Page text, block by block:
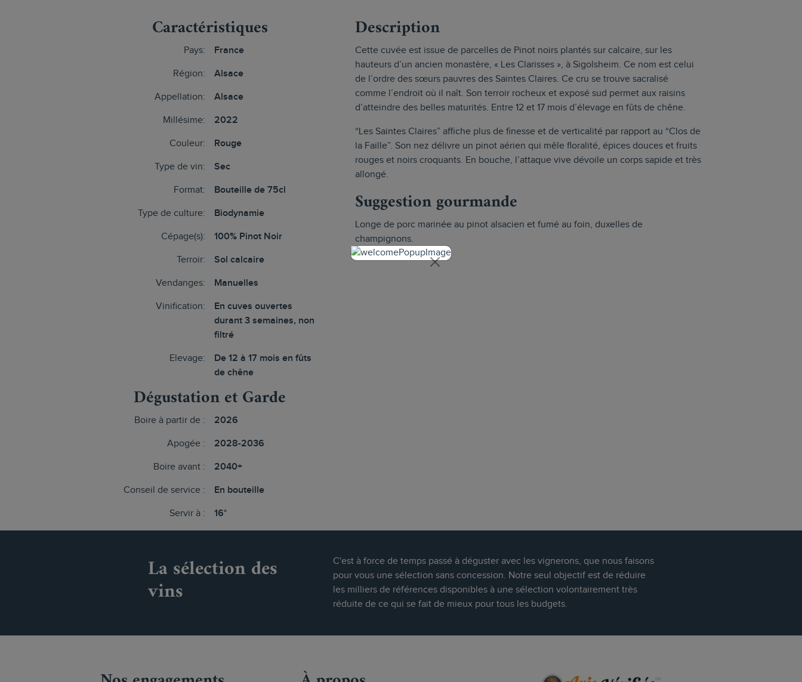
Caractéristiques
Pays: France
Région: Alsace
Appellation: Alsace
Millésime: 2022
Couleur: Rouge
Type de vin: Sec
Format: Bouteille de 75cl
Type de culture: Biodynamie
Cépage(s): 100% Pinot Noir
Terroir: Sol calcaire
Vendanges: Manuelles
Vinification:
En cuves ouvertes
durant 3 semaines, non
filtré
Elevage:
De 12 à 17 mois en fûts
de chêne
Dégustation et Garde
Boire à partir de : 2026
Apogée : 2028-2036
Boire avant : 2040+
Conseil de service : En bouteille
Servir à : 16°
Description
Cette cuvée est issue de parcelles de Pinot noirs plantés sur calcaire, sur les
hauteurs d’un ancien monastère, « Les Clarisses », à Sigolsheim. Ce nom est celui
de l’ordre des sœurs pauvres des Saintes Claires. Ce cru se trouve sacralisé
comme l’endroit où il naît. Son terroir rocheux et exposé sud permet aux raisins
d’atteindre des belles maturités. Entre 12 et 17 mois d’élevage en fûts de chêne.
“Les Saintes Claires” affiche plus de finesse et de verticalité par rapport au “Clos de
la Faille”. Son nez délivre un pinot aérien qui mêle floralité, épices douces et fruits
rouges et noirs croquants. En bouche, l’attaque vive dévoile un corps sapide et très
allongé.
Suggestion gourmande
Longe de porc marinée au pinot alsacien et fumé au foin, duxelles de
champignons.
La sélection des
vins
C'est à force de temps passé à déguster avec les vignerons, que nous faisons
pour vous une sélection sans concession. Notre seul objectif est de réduire
les milliers de références disponibles à une sélection volontairement très
réduite de ce qui se fait de mieux pour tous les budgets.